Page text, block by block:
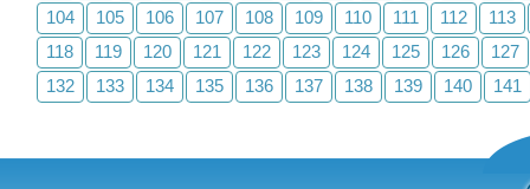
104
105 106 107 108 109 110 111 112
113
118
119 120 121 122 123 124 125 126
127
132
133 134 135 136 137 138 139 140 141